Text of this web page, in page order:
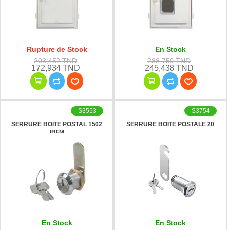
Rupture de Stock
203,452 TND
172,934 TND
En Stock
288,750 TND
245,438 TND
SERRURE BOITE POSTAL 1502
IBFM
S3553
En Stock
SERRURE BOITE POSTALE 20
S3754
En Stock